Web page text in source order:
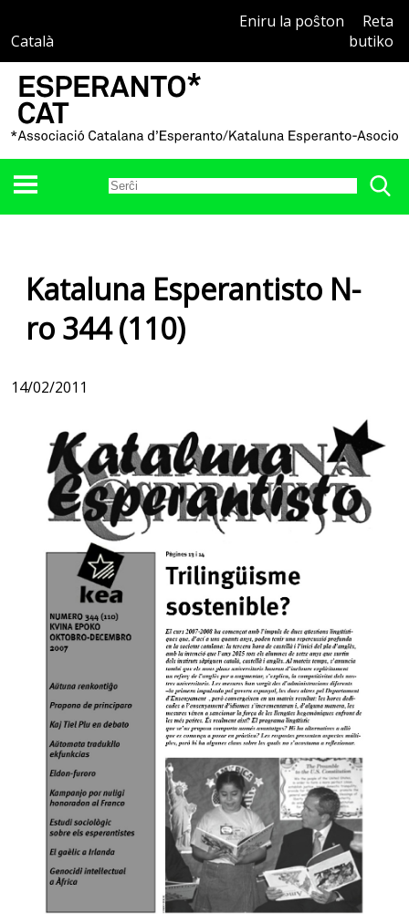
Català
Eniru la poŝton
Reta
butiko
Kataluna Esperantisto N-
ro 344 (110)
14/02/2011